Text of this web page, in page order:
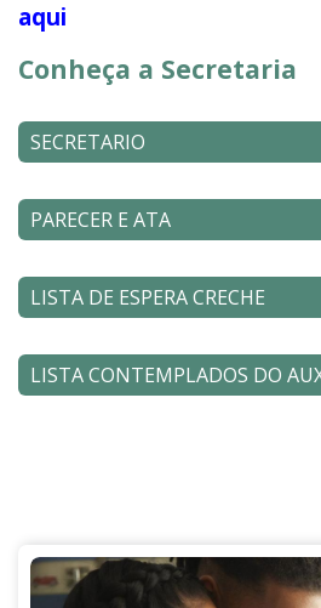
aqui
Conheça a Secretaria
SECRETARIO
PARECER E ATA
LISTA DE ESPERA CRECHE
LISTA CONTEMPLADOS DO